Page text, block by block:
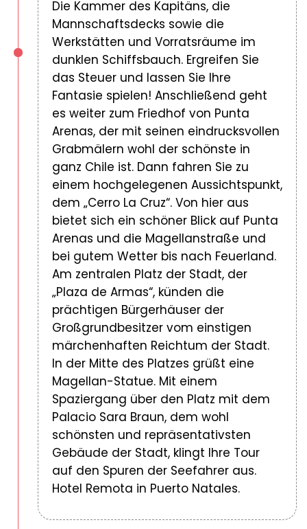
Die Kammer des Kapitäns, die
Mannschaftsdecks sowie die
Werkstätten und Vorratsräume im
dunklen Schiffsbauch. Ergreifen Sie
das Steuer und lassen Sie Ihre
Fantasie spielen! Anschließend geht
es weiter zum Friedhof von Punta
Arenas, der mit seinen eindrucksvollen
Grabmälern wohl der schönste in
ganz Chile ist. Dann fahren Sie zu
einem hochgelegenen Aussichtspunkt,
dem „Cerro La Cruz“. Von hier aus
bietet sich ein schöner Blick auf Punta
Arenas und die Magellanstraße und
bei gutem Wetter bis nach Feuerland.
Am zentralen Platz der Stadt, der
„Plaza de Armas“, künden die
prächtigen Bürgerhäuser der
Großgrundbesitzer vom einstigen
märchenhaften Reichtum der Stadt.
In der Mitte des Platzes grüßt eine
Magellan-Statue. Mit einem
Spaziergang über den Platz mit dem
Palacio Sara Braun, dem wohl
schönsten und repräsentativsten
Gebäude der Stadt, klingt Ihre Tour
auf den Spuren der Seefahrer aus.
Hotel Remota in Puerto Natales.